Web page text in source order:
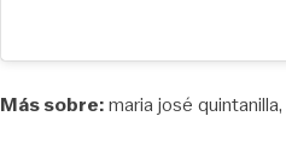
Más sobre:maria josé quintanilla